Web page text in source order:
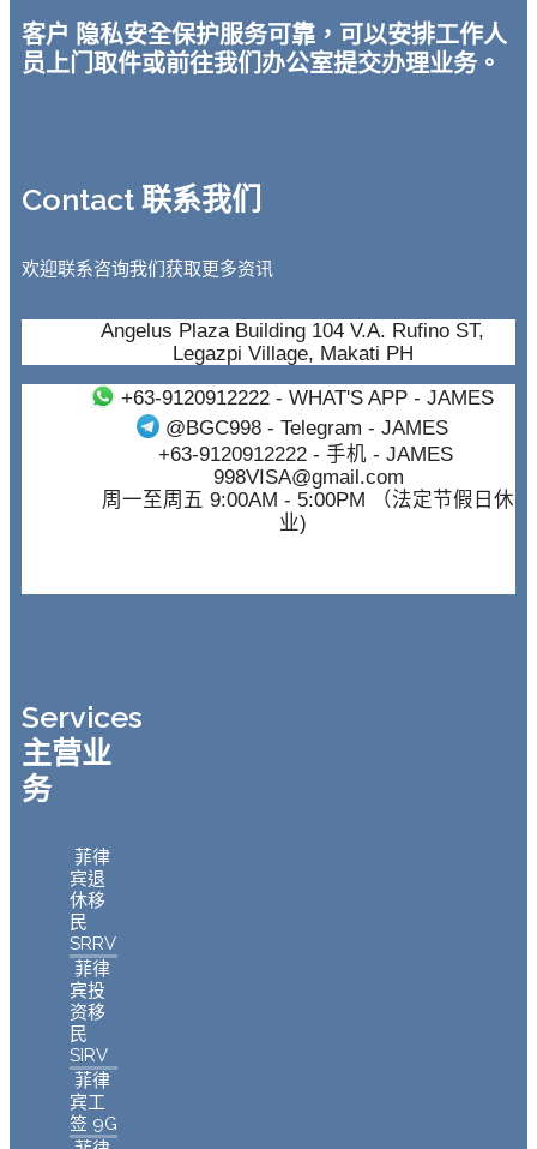
客户 隐私安全保护服务可靠，可以安排工作人
员上门取件或前往我们办公室提交办理业务。
Contact 联系我们
欢迎联系咨询我们获取更多资讯
Angelus Plaza Building 104 V.A. Rufino ST,
Legazpi Village, Makati PH
+63-9120912222- WHAT'S APP - JAMES
@BGC998 - Telegram - JAMES
+63-9120912222- 手机 - JAMES
998VISA@gmail.com
周一至周五 9:00AM - 5:00PM （法定节假日休
业)
Services
主营业
务
菲律
宾退
休移
民
SRRV
菲律
宾投
资移
民
SIRV
菲律
宾工
签 9G